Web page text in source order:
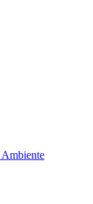
Ambiente